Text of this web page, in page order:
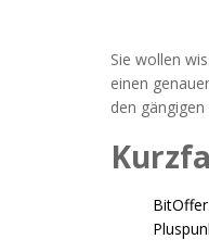
Sie wollen
einen
den